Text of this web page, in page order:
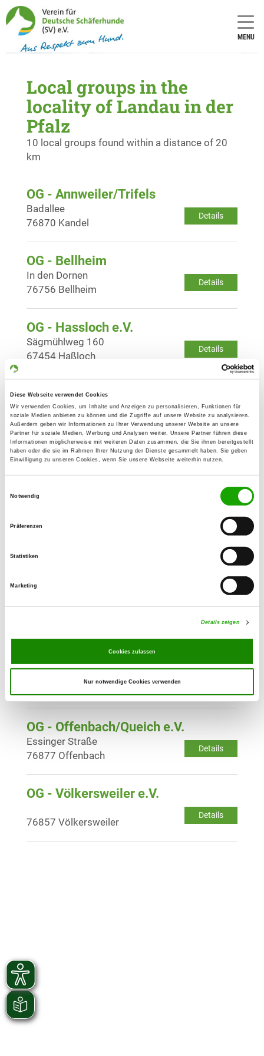
Diese Webseite verwendet Cookies
Wir verwenden Cookies, um Inhalte und Anzeigen zu personalisieren, Funktionen für
soziale Medien anbieten zu können und die Zugriffe auf unsere Website zu analysieren.
Außerdem geben wir Informationen zu Ihrer Verwendung unserer Website an unsere
Partner für soziale Medien, Werbung und Analysen weiter. Unsere Partner führen diese
Informationen möglicherweise mit weiteren Daten zusammen, die Sie ihnen bereitgestellt
haben oder die sie im Rahmen Ihrer Nutzung der Dienste gesammelt haben. Sie geben
Einwilligung zu unseren Cookies, wenn Sie unsere Webseite weiterhin nutzen.
Notwendig
Präferenzen
Statistiken
Marketing
Details zeigen
Cookies zulassen
Nur notwendige Cookies verwenden
MENU
Local groups in the
locality of Landau in der
Pfalz
10 local groups found within a distance of 20
km
OG - Annweiler/Trifels
Details
Badallee
76870 Kandel
OG - Bellheim
Details
In den Dornen
76756 Bellheim
OG - Hassloch e.V.
Details
Sägmühlweg 160
67454 Haßloch
OG - Herxheim
Details
Im Bruchweg
76863 Herxheim
OG - Hochstadt und Umgeb. e.V.
Bahnhof 2
OG - Kandel e.V.
Details
76870 Kandel
OG - Landau in der Pfalz e.V.
Kanalweg 55
OG - Neustadt a.d. Weinstr. e.V.
OG - Offenbach/Queich e.V.
Details
Essinger Straße
76877 Offenbach
OG - Völkersweiler e.V.
Details
76857 Völkersweiler